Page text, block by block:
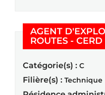
AGENT
ROUTES -
Catégorie(s) : C
Filière(s) : Technique